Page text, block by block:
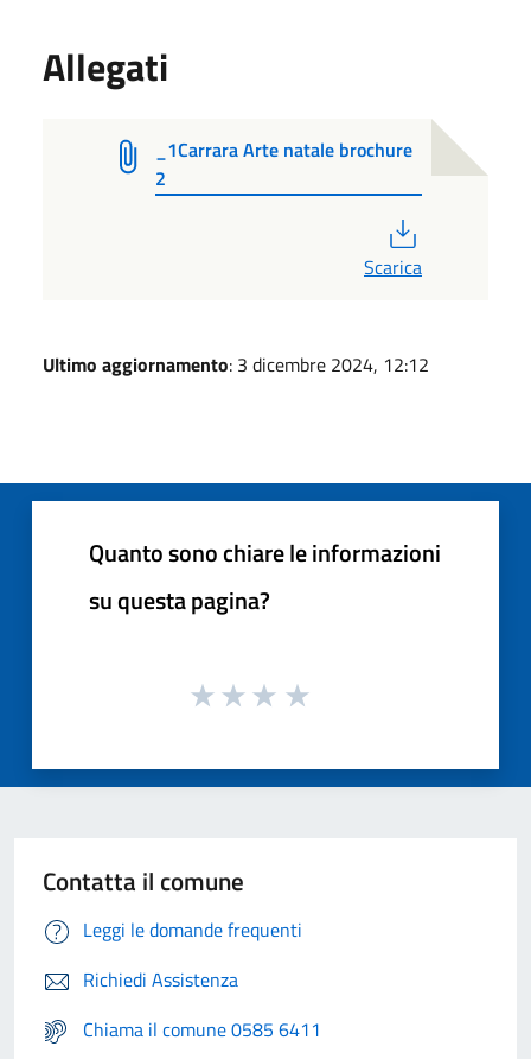
Allegati
_1Carrara Arte natale brochure
2
Scarica
Ultimo aggiornamento: 3 dicembre 2024, 12:12
Quanto sono chiare le informazioni
su questa pagina?
Contatta il comune
Leggi le domande frequenti
Richiedi Assistenza
Chiama il comune 0585 6411